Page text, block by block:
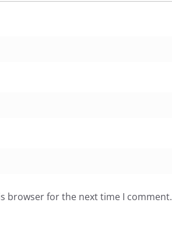
browser for the next time I comment.